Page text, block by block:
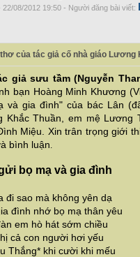
08/2012 19:50 - Người đăng bài viết:
của tác giả cố nhà giáo Lương
giả sưu tầm (Nguyễn
bạn Hoàng Minh Khương
và gia đình" của bác Lân
Khắc Thuần, em mệ Lương
Miệu. Xin trân trọng giới
bình luận.
bọ mạ và gia đình
đi sao mà không yên dạ
đình nhớ bọ mạ thân yêu
em hò hát sớm chiều
cả con người hơi yếu
Thắng* khi cười khi mếu